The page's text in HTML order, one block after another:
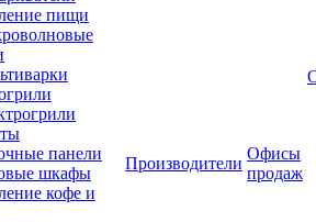
пищи
панели
шкафы
кофе и
Производители
Офисы
продаж